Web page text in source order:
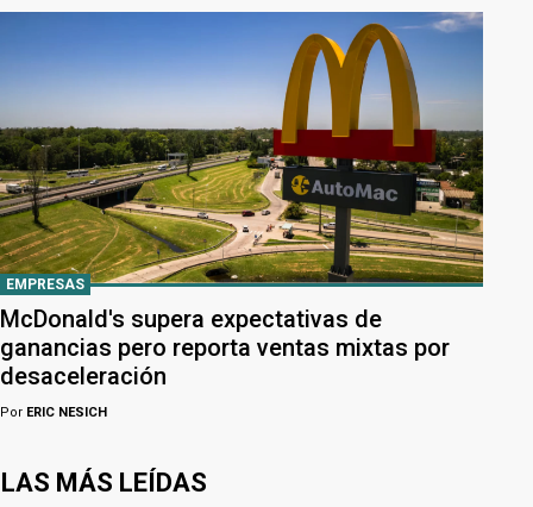
EMPRESAS
McDonald's supera expectativas de
ganancias pero reporta ventas mixtas por
desaceleración
Por ERIC NESICH
LAS MÁS LEÍDAS